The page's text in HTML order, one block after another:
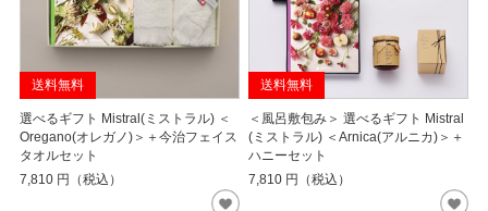
送料無料
選べるギフト Mistral(ミストラル) ＜
Oregano(オレガノ)＞＋今治フェイス
タオルセット
7,810 円（税込）
送料無料
＜風呂敷包み＞ 選べるギフト Mistral
(ミストラル) ＜Arnica(アルニカ)＞＋
ハニーセット
7,810 円（税込）